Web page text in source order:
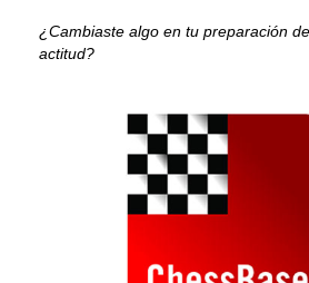
¿Cambiaste algo en tu preparación
actitud?